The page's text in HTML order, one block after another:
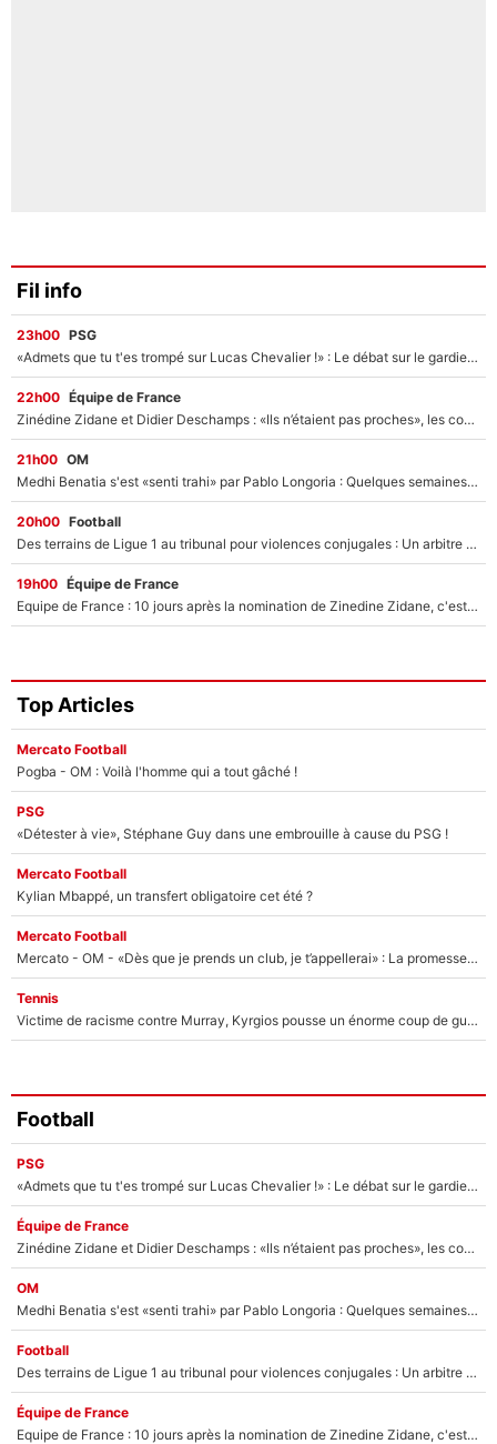
Fil info
23h00 PSG
«Admets que tu t'es trompé sur Lucas Chevalier !» : Le débat sur le gardien du PSG vire au clash à l'After Foot
22h00 Équipe de France
Zinédine Zidane et Didier Deschamps : «Ils n’étaient pas proches», les confidences d’un membre de l’équipe de France 1998 sur leur relation spéciale
21h00 OM
Medhi Benatia s'est «senti trahi» par Pablo Longoria : Quelques semaines après son départ, l'ancien directeur de football de l'OM règle ses comptes
20h00 Football
Des terrains de Ligue 1 au tribunal pour violences conjugales : Un arbitre français encourt une peine de 18 mois de prison !
19h00 Équipe de France
Equipe de France : 10 jours après la nomination de Zinedine Zidane, c'est au tour de son fils de prendre un nouveau départ !
Top Articles
Mercato Football
Pogba - OM : Voilà l'homme qui a tout gâché !
PSG
«Détester à vie», Stéphane Guy dans une embrouille à cause du PSG !
Mercato Football
Kylian Mbappé, un transfert obligatoire cet été ?
Mercato Football
Mercato - OM - «Dès que je prends un club, je t’appellerai» : La promesse de Marcelino au moment de claquer la porte
Tennis
Victime de racisme contre Murray, Kyrgios pousse un énorme coup de gueule !
Football
PSG
«Admets que tu t'es trompé sur Lucas Chevalier !» : Le débat sur le gardien du PSG vire au clash à l'After Foot
Équipe de France
Zinédine Zidane et Didier Deschamps : «Ils n’étaient pas proches», les confidences d’un membre de l’équipe de France 1998 sur leur relation spéciale
OM
Medhi Benatia s'est «senti trahi» par Pablo Longoria : Quelques semaines après son départ, l'ancien directeur de football de l'OM règle ses comptes
Football
Des terrains de Ligue 1 au tribunal pour violences conjugales : Un arbitre français encourt une peine de 18 mois de prison !
Équipe de France
Equipe de France : 10 jours après la nomination de Zinedine Zidane, c'est au tour de son fils de prendre un nouveau départ !